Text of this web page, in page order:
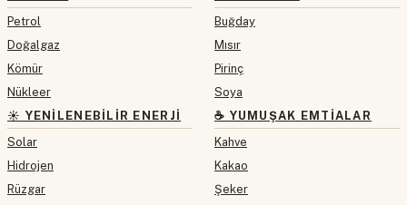
Petrol
Doğalgaz
Kömür
Nükleer
☀️ YENILENEBILIR ENERJI
Solar
Hidrojen
Rüzgar
Buğday
Mısır
Pirinç
Soya
☕ YUMUŞAK EMTIALAR
Kahve
Kakao
Şeker